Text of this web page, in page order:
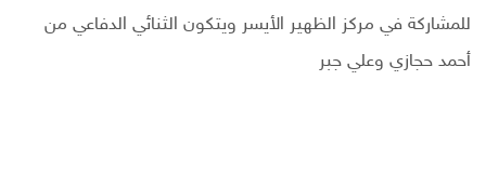
للمشاركة في مركز الظهير الأيسر ويتكون الثنائي الدفاعي من
أحمد حجازي وعلي جبر